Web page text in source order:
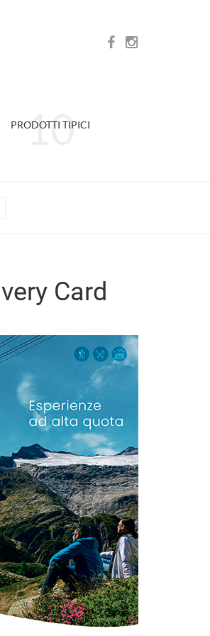
PRODOTTI TIPICI
Card